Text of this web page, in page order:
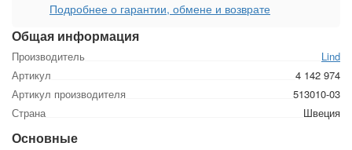
Общая информация
Производитель
Lind
Артикул
4 142 974
Артикул производителя
513010-03
Страна
Швеция
Основные
Подробнее о гарантии, обмене и возврате